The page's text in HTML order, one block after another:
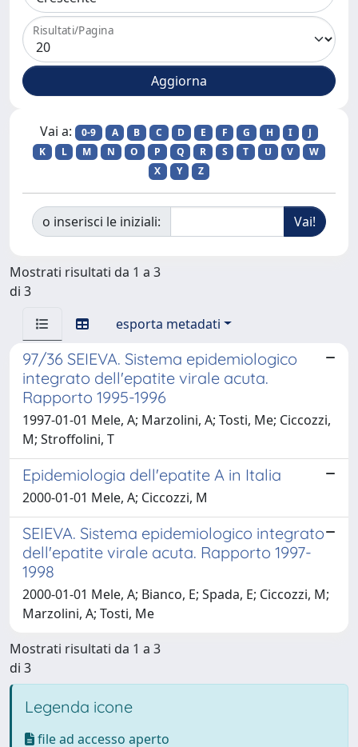
Risultati/Pagina
Vai a: 0-9 A B C D E F G H I
J
K
L M N O P Q R S T U V
W
X
Y Z
o inserisci le iniziali:
Mostrati risultati da 1 a 3
di 3
esporta metadati
97/36 SEIEVA. Sistema epidemiologico
integrato dell'epatite virale acuta.
Rapporto 1995-1996
1997-01-01 Mele, A; Marzolini, A; Tosti, Me; Ciccozzi,
M; Stroffolini, T
Epidemiologia dell'epatite A in Italia
2000-01-01 Mele, A; Ciccozzi, M
SEIEVA. Sistema epidemiologico integrato
dell'epatite virale acuta. Rapporto 1997-
1998
2000-01-01 Mele, A; Bianco, E; Spada, E; Ciccozzi, M;
Marzolini, A; Tosti, Me
Mostrati risultati da 1 a 3
di 3
Legenda icone
file ad accesso aperto